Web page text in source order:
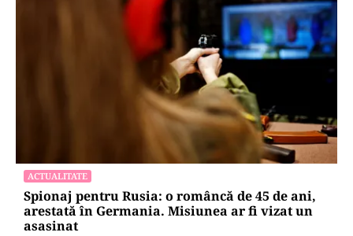
ACTUALITATE
Spionaj pentru Rusia: o româncă de 45 de ani,
arestată în Germania. Misiunea ar fi vizat un
asasinat